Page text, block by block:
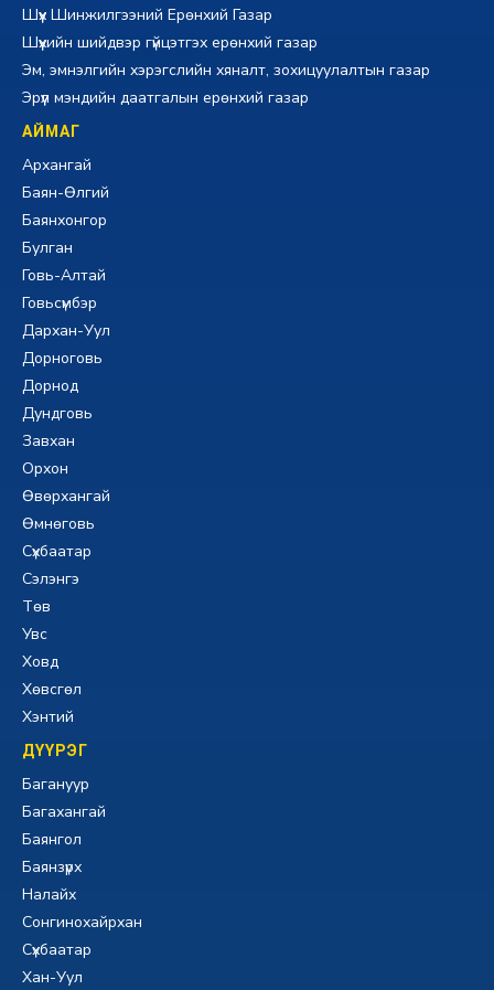
Шүүх Шинжилгээний Ерөнхий Газар
Шүүхийн шийдвэр гүйцэтгэх ерөнхий газар
Эм, эмнэлгийн хэрэгслийн хяналт, зохицуулалтын газар
Эрүүл мэндийн даатгалын ерөнхий газар
АЙМАГ
Архангай
Баян-Өлгий
Баянхонгор
Булган
Говь-Алтай
Говьсүмбэр
Дархан-Уул
Дорноговь
Дорнод
Дундговь
Завхан
Орхон
Өвөрхангай
Өмнөговь
Сүхбаатар
Сэлэнгэ
Төв
Увс
Ховд
Хөвсгөл
Хэнтий
ДҮҮРЭГ
Багануур
Багахангай
Баянгол
Баянзүрх
Налайх
Сонгинохайрхан
Сүхбаатар
Хан-Уул